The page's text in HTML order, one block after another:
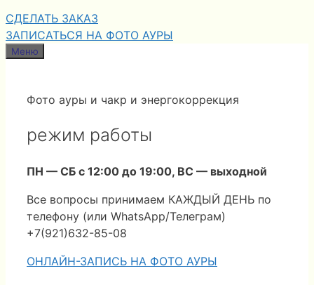
СДЕЛАТЬ ЗАКАЗ
ЗАПИСАТЬСЯ НА ФОТО АУРЫ
Меню
Фото ауры и чакр и энергокоррекция
режим работы
ПН — СБ с 12:00 до 19:00, ВС — выходной
Все вопросы принимаем КАЖДЫЙ ДЕНЬ по
телефону (или WhatsApp/Телеграм)
+7(921)632-85-08
ОНЛАЙН-ЗАПИСЬ НА ФОТО АУРЫ